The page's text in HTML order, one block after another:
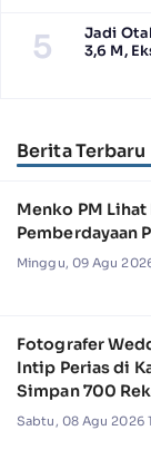
5
Jadi
3,6 M,
Berita Terbaru
Menko PM
Pemberdayaan
Minggu, 09 Agu
Fotografer
Intip Perias di
Simpan 700
Sabtu, 08 Agu 2026